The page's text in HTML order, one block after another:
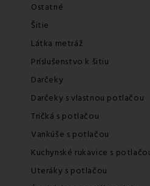
Ostatné
Šitie
Látka metráž
Príslušenstvo k šitiu
Darčeky
Darčeky s vlastnou potlačou
Tričká s potlačou
Vankúše s potlačou
Kuchynské rukavice s
Uteráky s potlačou